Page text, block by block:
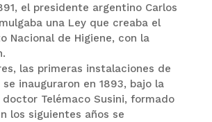
el presidente argentino Carlos
una Ley que creaba el
Nacional de Higiene, con la
las primeras instalaciones de
inauguraron en 1893, bajo la
Telémaco Susini, formado
los siguientes años se